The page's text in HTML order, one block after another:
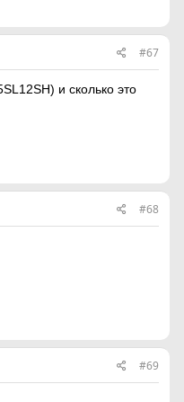
#67
и сколько это
#68
#69